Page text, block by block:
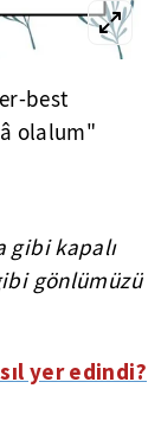
best
olalum"
gibi kapalı
gönlümüzü
yer edindi?